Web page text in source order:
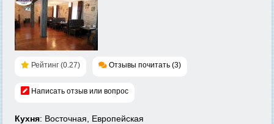
Рейтинг (0.27) Отзывы почитать (3)
Написать отзыв или вопрос
Кухня: Восточная, Европейская